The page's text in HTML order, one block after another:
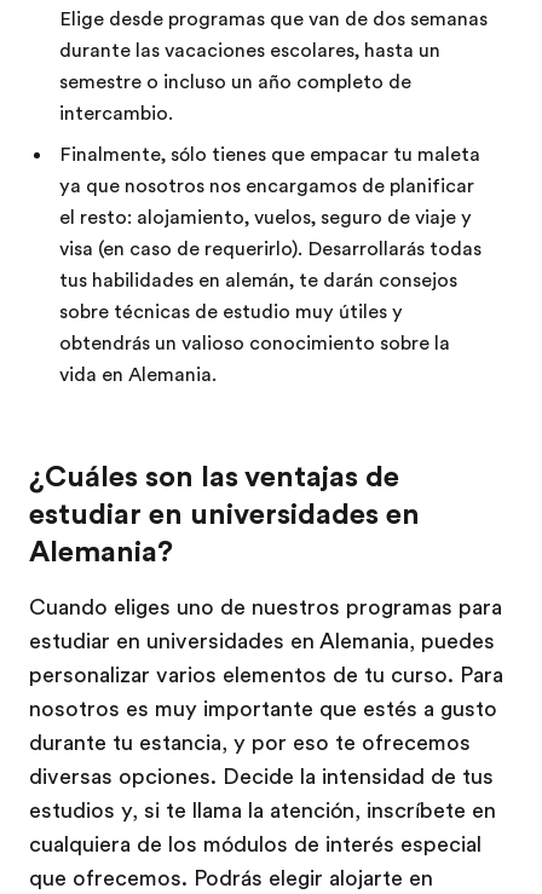
Elige desde programas que van de dos semanas
durante las vacaciones escolares, hasta un
semestre o incluso un año completo de
intercambio.
Finalmente, sólo tienes que empacar tu maleta
ya que nosotros nos encargamos de planificar
el resto: alojamiento, vuelos, seguro de viaje y
visa (en caso de requerirlo). Desarrollarás todas
tus habilidades en alemán, te darán consejos
sobre técnicas de estudio muy útiles y
obtendrás un valioso conocimiento sobre la
vida en Alemania.
¿Cuáles son las ventajas de
estudiar en universidades en
Alemania?
Cuando eliges uno de nuestros programas para
estudiar en universidades en Alemania, puedes
personalizar varios elementos de tu curso. Para
nosotros es muy importante que estés a gusto
durante tu estancia, y por eso te ofrecemos
diversas opciones. Decide la intensidad de tus
estudios y, si te llama la atención, inscríbete en
cualquiera de los módulos de interés especial
que ofrecemos. Podrás elegir alojarte en